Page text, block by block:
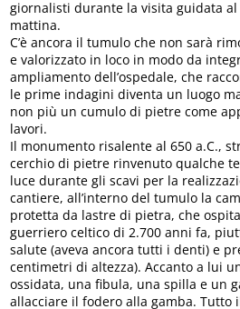
giornalisti durante la visita guidata
mattina.
C’è ancora il tumulo che non sarà
e valorizzato in loco in modo da
ampliamento dell’ospedale, che
le prime indagini diventa un luogo
non più un cumulo di pietre come
lavori.
Il monumento risalente al 650 a.C.,
cerchio di pietre rinvenuto qualche
luce durante gli scavi per la
cantiere, all’interno del tumulo la
protetta da lastre di pietra, che
guerriero celtico di 2.700 anni fa,
salute (aveva ancora tutti i denti) e
centimetri di altezza). Accanto a lui
ossidata, una fibula, una spilla e un
allacciare il fodero alla gamba.